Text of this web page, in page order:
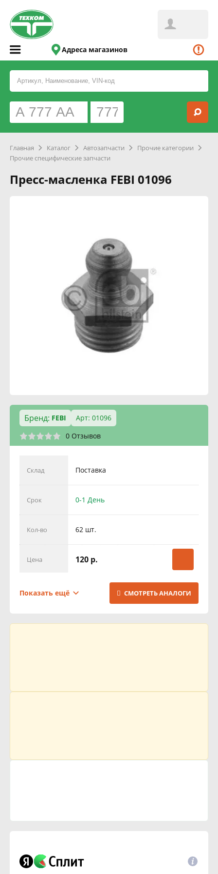
Адреса магазинов
Главная Каталог Автозапчасти
Прочие категории
Прочие специфические запчасти
Пресс-масленка FEBI 01096
Бренд: FEBI
Арт: 01096
0 Отзывов
Склад Поставка
Срок 0-1 День
Кол-во 62 шт.
Цена 120 р.
Поставка
Показать ещё СМОТРЕТЬ АНАЛОГИ